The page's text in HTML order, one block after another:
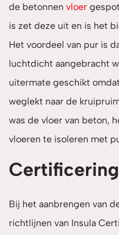
de betonnen vloer
is zet deze uit en is het
Het voordeel van pur is
luchtdicht aangebracht
uitermate geschikt
weglekt naar de
was de vloer van beton,
vloeren te isoleren met
Certificering
Bij het aanbrengen van
richtlijnen van Insula